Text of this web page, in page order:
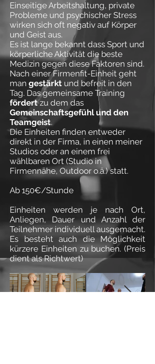
Einseitige Arbeitshaltung, private
Probleme und psychischer Stress
wirken sich oft negativ auf Körper
und Geist aus.
Es ist lange bekannt dass Sport und
körperliche Aktivität die beste
Medizin gegen diese Faktoren sind.
Nach einer Firmenfit-Einheit geht
man gestärkt und befreit in den
Tag. Das gemeinsame Training
fördertzu dem das
Gemeinschaftsgefühl und den
Teamgeist.
Die Einheiten finden entweder
direkt in der Firma, in einen meiner
Studios oder an einem frei
wählbaren Ort (Studio in
Firmennähe, Outdoor o.ä.) statt.
Ab 150€/Stunde
Einheiten werden je nach Ort,
Anliegen, Dauer und Anzahl der
Teilnehmer individuell ausgemacht.
Es besteht auch die Möglichkeit
kürzere Einheiten zu buchen. (Preis
dient als Richtwert)